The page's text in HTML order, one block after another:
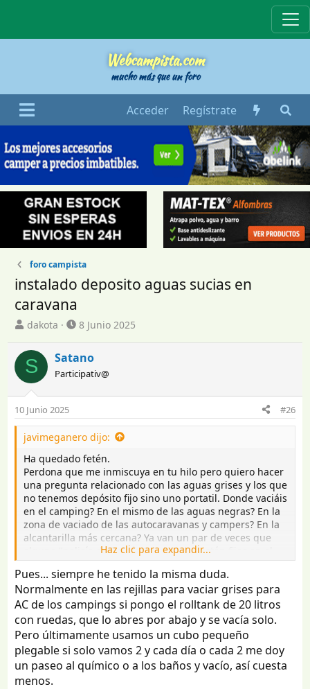
Webcampista.com
mucho más que un foro
Acceder Regístrate
foro campista
instalado deposito aguas sucias en
caravana
I
i
c
i
a
o
r
d
e
l
t
e
m
a
dakota
F
h
a
i
n
i
c
i
o
8 Junio 2025
S Satano
Participativ@
10 Junio 2025 #26
javimeganero dijo:
Ha quedado fetén.
Perdona que me inmiscuya en tu hilo pero quiero hacer
una pregunta relacionado con las aguas grises y los que
no tenemos depósito fijo sino uno portatil. Donde vaciáis
en el camping? En el mismo de las aguas negras? En la
zona de vaciado de las autocaravanas y campers? En la
alcantarilla más cercana? Ya van un par de veces que
alguna "policía de balcón" de las que están fijas en el
camping al verme con el fiamma rolltank vaciando en la
alcantarilla se piensan que estoy vaciando las aguas
negras ahí y tengo que andarme explicando y a lo mejor
lo estoy haciendo yo mal...
Haz clic para expandir...
Pues... siempre he tenido la misma duda.
Normalmente en las rejillas para vaciar grises para
AC de los campings si pongo el rolltank de 20 litros
con ruedas, que lo abres por abajo y se vacía solo.
Pero últimamente usamos un cubo pequeño
plegable si solo vamos 2 y cada día o cada 2 me doy
un paseo al químico o a los baños y vacío, así cuesta
menos.